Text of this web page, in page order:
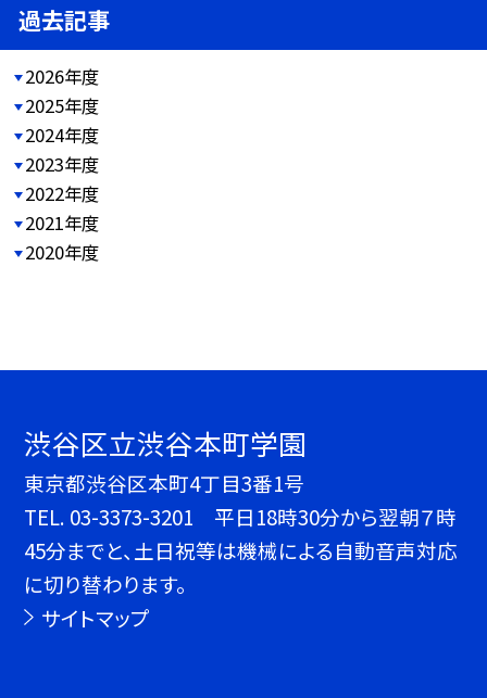
過去記事
2026年度
2025年度
2024年度
2023年度
2022年度
2021年度
2020年度
渋谷区立渋谷本町学園
東京都渋谷区本町4丁目3番1号
TEL. 03-3373-3201 平日18時30分から翌朝７時
45分までと、土日祝等は機械による自動音声対応
に切り替わります。
サイトマップ